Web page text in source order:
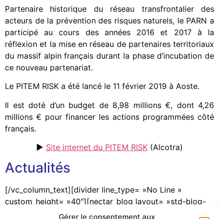
Gérer le consentement aux
Partenaire historique du réseau transfrontalier des
acteurs de la prévention des risques naturels, le PARN a
participé au cours des années 2016 et 2017 à la
réflexion et la mise en réseau de partenaires territoriaux
du massif alpin français durant la phase d’incubation de
ce nouveau partenariat.
Le PITEM RISK a été lancé le 11 février 2019 à Aoste.
Il est doté d’un budget de 8,98 millions €, dont 4,26
millions € pour financer les actions programmées côté
français.
► Site internet du PITEM RISK (Alcotra)
Actualités
[/vc_column_text][divider line_type= »No Line »
custom_height= »40″][nectar_blog layout= »std-blog-
sidebar » blog_standard_style= »inherit »